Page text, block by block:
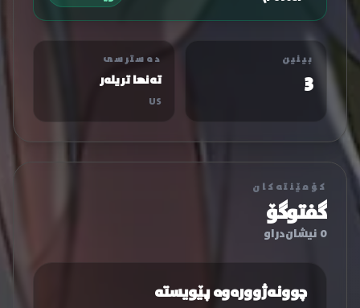
بینین
3
دەسترسی
تەنها تریلەر
US
کۆمێنتەکان
گفتوگۆ
0 نیشان‌دراو
چوونەژوورەوە پێویستە